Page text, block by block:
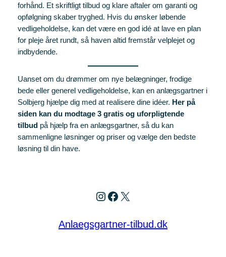
forhånd. Et skriftligt tilbud og klare aftaler om garanti og
opfølgning skaber tryghed. Hvis du ønsker løbende
vedligeholdelse, kan det være en god idé at lave en plan
for pleje året rundt, så haven altid fremstår velplejet og
indbydende.
Uanset om du drømmer om nye belægninger, frodige
bede eller generel vedligeholdelse, kan en anlægsgartner i
Solbjerg hjælpe dig med at realisere dine idéer. Her på
siden kan du modtage 3 gratis og uforpligtende
tilbud på hjælp fra en anlægsgartner, så du kan
sammenligne løsninger og priser og vælge den bedste
løsning til din have.
Instagram
Facebook
X
Anlaegsgartner-tilbud.dk